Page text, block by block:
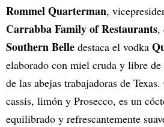
Rommel Quarterman,
Carrabba Family of Restaurants,
Southern Belle destaca el vodka
elaborado con miel cruda y libre
de las abejas trabajadoras de
cassis, limón y Prosecco, es un
equilibrado y refrescantemente